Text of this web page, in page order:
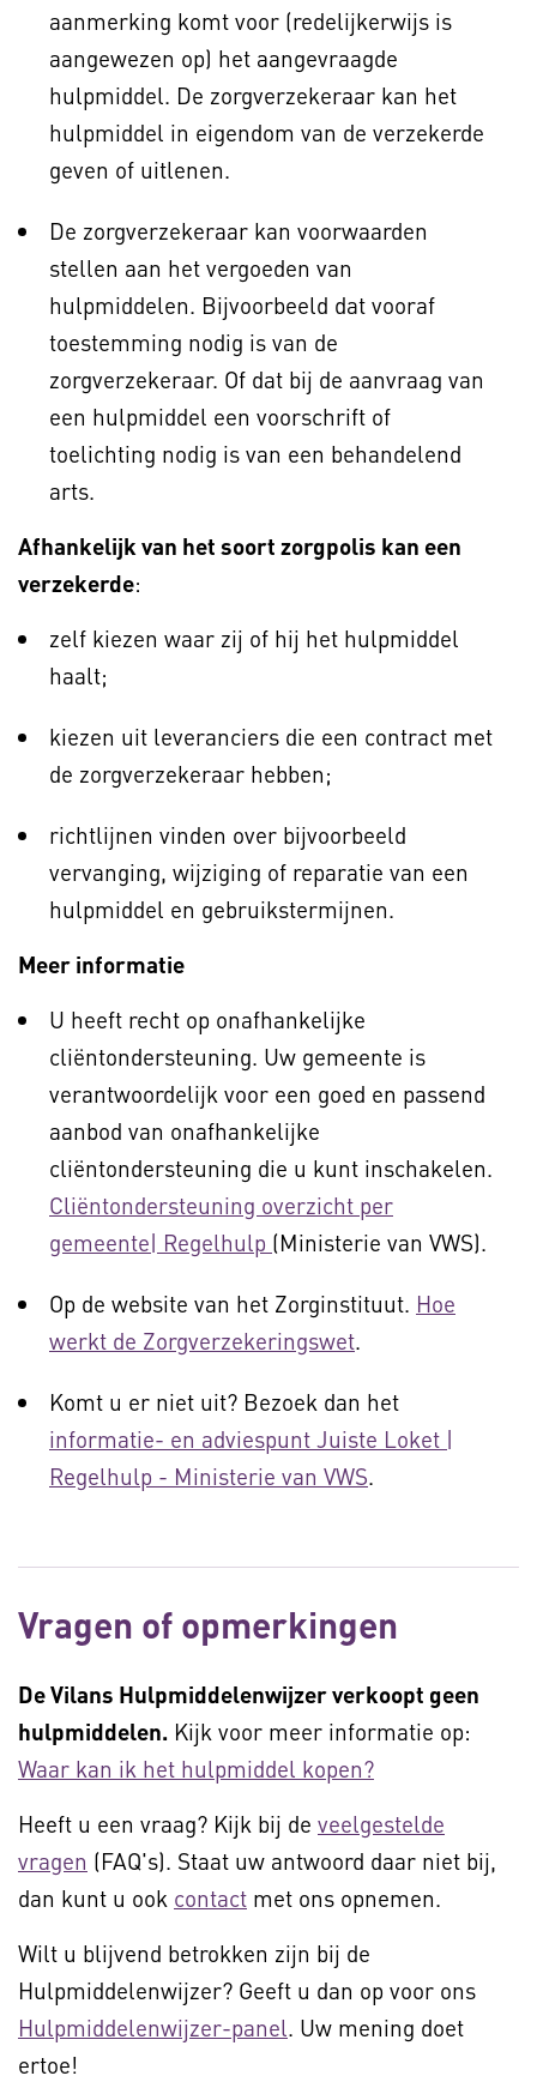
aanmerking komt voor (redelijkerwijs is
aangewezen op) het aangevraagde
hulpmiddel. De zorgverzekeraar kan het
hulpmiddel in eigendom van de verzekerde
geven of uitlenen.
De zorgverzekeraar kan voorwaarden
stellen aan het vergoeden van
hulpmiddelen. Bijvoorbeeld dat vooraf
toestemming nodig is van de
zorgverzekeraar. Of dat bij de aanvraag van
een hulpmiddel een voorschrift of
toelichting nodig is van een behandelend
arts.
Afhankelijk van het soort zorgpolis kan een
verzekerde:
zelf kiezen waar zij of hij het hulpmiddel
haalt;
kiezen uit leveranciers die een contract met
de zorgverzekeraar hebben;
richtlijnen vinden over bijvoorbeeld
vervanging, wijziging of reparatie van een
hulpmiddel en gebruikstermijnen.
Meer informatie
U heeft recht op onafhankelijke
cliëntondersteuning. Uw gemeente is
verantwoordelijk voor een goed en passend
aanbod van onafhankelijke
cliëntondersteuning die u kunt inschakelen.
Cliëntondersteuning overzicht per
gemeente| Regelhulp (Ministerie van VWS).
Op de website van het Zorginstituut. Hoe
werkt de Zorgverzekeringswet.
Komt u er niet uit? Bezoek dan het
informatie- en adviespunt Juiste Loket |
Regelhulp - Ministerie van VWS.
Vragen of opmerkingen
De Vilans Hulpmiddelenwijzer verkoopt geen
hulpmiddelen. Kijk voor meer informatie op:
Waar kan ik het hulpmiddel kopen?
Heeft u een vraag? Kijk bij de veelgestelde
vragen (FAQ's). Staat uw antwoord daar niet bij,
dan kunt u ook contact met ons opnemen.
Wilt u blijvend betrokken zijn bij de
Hulpmiddelenwijzer? Geeft u dan op voor ons
Hulpmiddelenwijzer-panel. Uw mening doet
ertoe!